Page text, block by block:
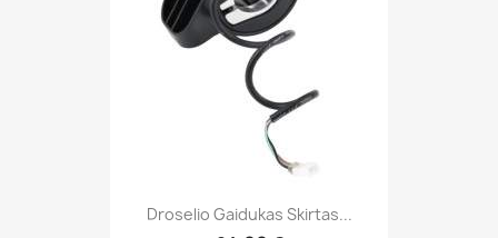
Droselio Gaidukas Skirtas...